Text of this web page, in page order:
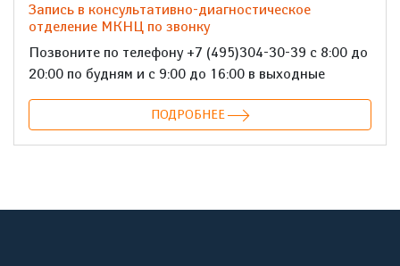
Запись в консультативно-диагностическое
отделение МКНЦ по звонку
Позвоните по телефону +7 (495)304-30-39 с 8:00 до
20:00 по будням и с 9:00 до 16:00 в выходные
ПОДРОБНЕЕ